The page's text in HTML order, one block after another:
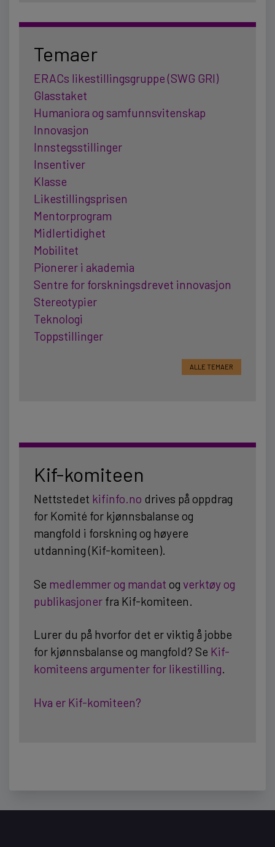
Temaer
ERACs likestillingsgruppe (SWG GRI)
Glasstaket
Humaniora og samfunnsvitenskap
Innovasjon
Innstegsstillinger
Insentiver
Klasse
Likestillingsprisen
Mentorprogram
Midlertidighet
Mobilitet
Pionerer i akademia
Sentre for forskningsdrevet innovasjon
Stereotypier
Teknologi
Toppstillinger
ALLE TEMAER
Kif-komiteen
Nettstedet kifinfo.no drives på oppdrag
for Komité for kjønnsbalanse og
mangfold i forskning og høyere
utdanning (Kif-komiteen).
Se medlemmer og mandat og verktøy og
publikasjoner fra Kif-komiteen.
Lurer du på hvorfor det er viktig å jobbe
for kjønnsbalanse og mangfold? Se Kif-
komiteens argumenter for likestilling.
Hva er Kif-komiteen?